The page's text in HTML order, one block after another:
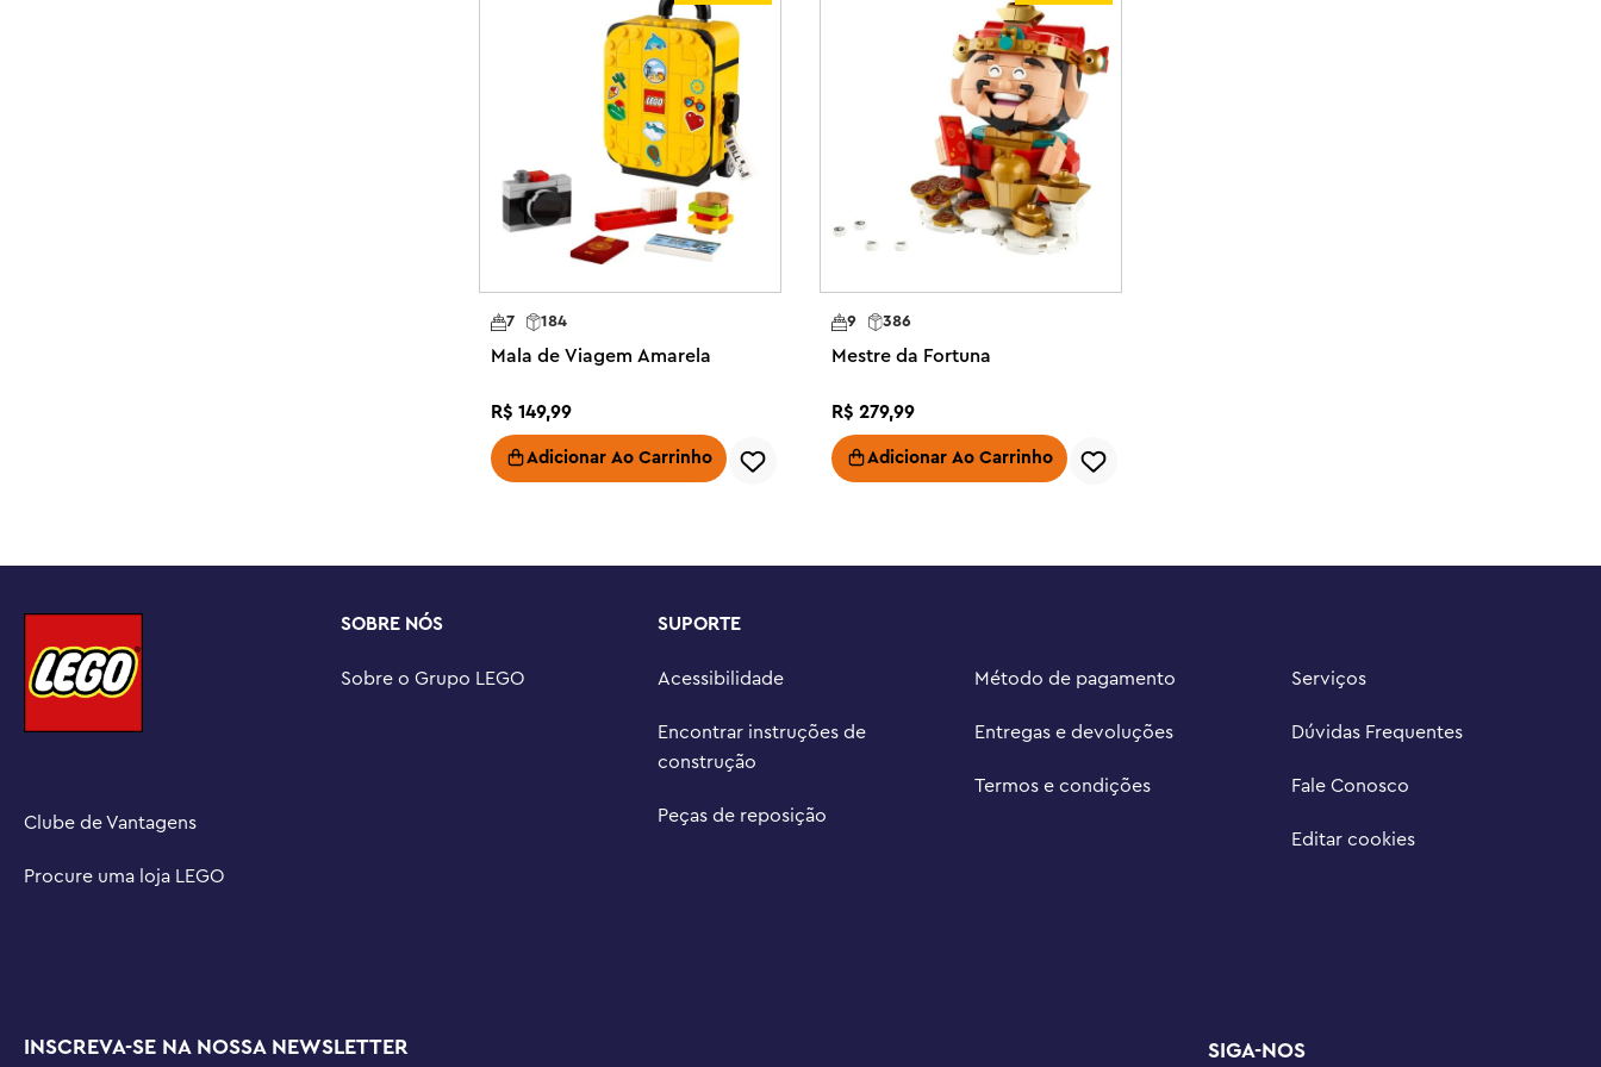
gratificante para jogadores jovens e velhos, e sua criação com peças será uma decoração
Modelo de exibição lúdico – O conjunto inclui elementos de moedas para colocar no slot
Presente de jogos retrô para crianças e fãs adultos – Dê este kit de construção LEGO® de
468 peças para crianças a partir de 10 anos e fãs adultos de videogame
Dimensões – Este modelo de máquina de arcade LEGO® montável mede mais de 16 cm de
184
7
Mala de Viagem Amarela
R$ 149,99
Adicionar Ao Carrinho
386
9
Mestre da Fortuna
R$ 279,99
Adicionar Ao Carrinho
Clube de Vantagens
Procure uma loja LEGO
SOBRE NÓS
Sobre o Grupo LEGO
SUPORTE
Acessibilidade
Encontrar instruções de
construção
Peças de reposição
Método de pagamento
Entregas e devoluções
Termos e condições
Serviços
Dúvidas Frequentes
Fale Conosco
Editar cookies
INSCREVA-SE NA NOSSA NEWSLETTER SIGA-NOS